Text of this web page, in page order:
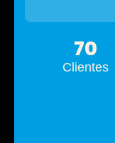
70
Clientes